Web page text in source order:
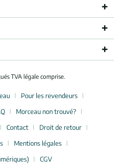
TVA légale comprise.
Pour les revendeurs
Morceau non trouvé?
Contact
Droit de retour
Mentions légales
CGV